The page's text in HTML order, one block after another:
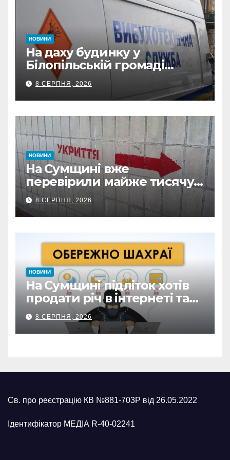
НОВИНИ
На даху будинку у
Білопільській громаді
знайшли 120-мм міну
8 СЕРПНЯ, 2026
НОВИНИ
На Сумщині вже
перевірили майже тисячу
укриттів: де виявили
замкнені двері
8 СЕРПНЯ, 2026
НОВИНИ
На Сумщині підліток хотів
продати річ в інтернеті та
втратив 39,2 тис. грн з
карток матері
8 СЕРПНЯ, 2026
Св. про реєстрацію КВ №881-703Р від 26.05.2022
Ідентифікатор МЕДІА R-40-02241